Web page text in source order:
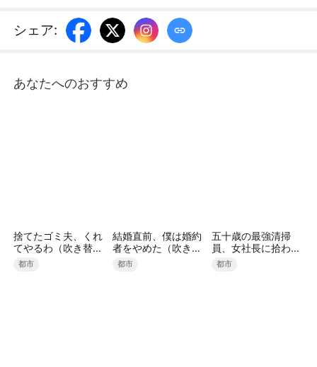
ているのを見抜き、貴重な薬剤を普通の薬のごとく彼
女に与え、各種の薬膳料理も作った。しかし大河は自
シェア:
あなたへのおすすめ
捨てたゴミ夫、くれ
てやるわ（吹き替
え）
都市
結婚直前、僕は婚約
者をやめた（吹き替
え）
都市
五十歳の最強清掃
員、女社長に拾われ
ました（吹き替え）
都市